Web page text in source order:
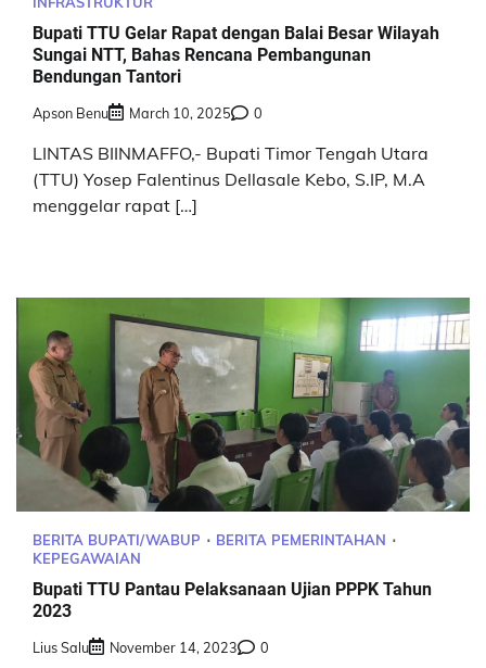
Bupati TTU Gelar Rapat dengan Balai Besar Wilayah
Sungai NTT, Bahas Rencana Pembangunan
Bendungan Tantori
Apson Benu March 10, 2025 0
LINTAS BIINMAFFO,- Bupati Timor Tengah Utara
(TTU) Yosep Falentinus Dellasale Kebo, S.IP, M.A
menggelar rapat […]
BERITA BUPATI/WABUP
BERITA PEMERINTAHAN
KEPEGAWAIAN
Bupati TTU Pantau Pelaksanaan Ujian PPPK Tahun
2023
Lius Salu November 14, 2023 0